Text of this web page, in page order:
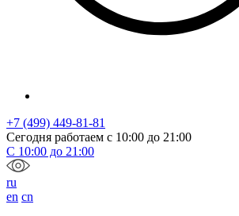
+7 (499) 449-81-81
Сегодня работаем с 10:00 до 21:00
С 10:00 до 21:00
ru
en cn